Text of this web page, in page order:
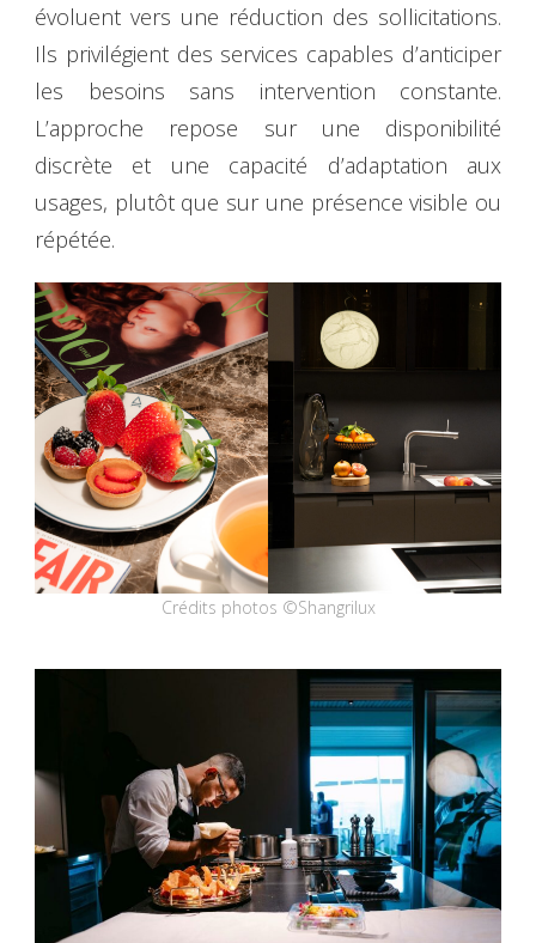
évoluent vers une réduction des sollicitations.
Ils privilégient des services capables d’anticiper
les besoins sans intervention constante.
L’approche repose sur une disponibilité
discrète et une capacité d’adaptation aux
usages, plutôt que sur une présence visible ou
répétée.
Crédits photos ©Shangrilux